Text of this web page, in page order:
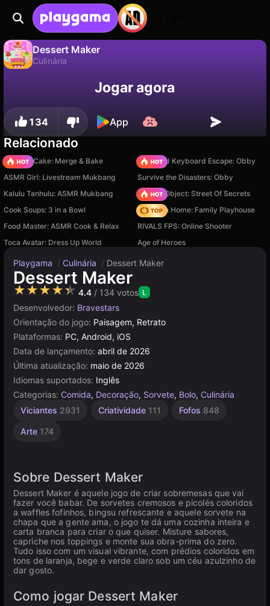
Dessert Maker
Culinária
Salve o progresso!Jogar agora
134 App
Relacionado
Piece of Cake: Merge & Bake
+1 Speed Keyboard Escape: Obby
ASMR Girl: Livestream Mukbang
Survive the Disasters: Obby
Kalulu Tanhulu: ASMR Mukbang
Hidden Object: Street Of Secrets
Cook Soups: 3 in a Bowl
My Town Home: Family Playhouse
Food Master: ASMR Cook & Relax
RIVALS FPS: Online Shooter
Toca Avatar: Dress Up World
Age of Heroes
Playgama / Culinária / Dessert Maker
Dessert Maker
★★★★★ 4.4 / 134 votos L
Desenvolvedor: Bravestars
Orientação do jogo: Paisagem, Retrato
Plataformas: PC, Android, iOS
Data de lançamento: abril de 2026
Última atualização: maio de 2026
Idiomas suportados: Inglês
Categorias: Comida, Decoração, Sorvete, Bolo, Culinária
Viciantes 2931 Criatividade 111 Fofos 848
Arte 174
Sobre Dessert Maker
Dessert Maker é aquele jogo de criar sobremesas que vai
fazer você babar. De sorvetes cremosos e picolés coloridos
a waffles fofinhos, bingsu refrescante e aquele sorvete na
chapa que a gente ama, o jogo te dá uma cozinha inteira e
carta branca para criar o que quiser. Misture sabores,
capriche nos toppings e monte sua obra-prima do zero.
Tudo isso com um visual vibrante, com prédios coloridos em
tons de laranja, bege e verde claro sob um céu azulzinho de
dar gosto.
Como jogar Dessert Maker